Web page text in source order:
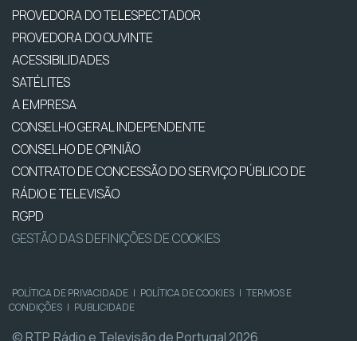
PROVEDORA DO TELESPECTADOR
PROVEDORA DO OUVINTE
ACESSIBILIDADES
SATÉLITES
A EMPRESA
CONSELHO GERAL INDEPENDENTE
CONSELHO DE OPINIÃO
CONTRATO DE CONCESSÃO DO SERVIÇO PÚBLICO DE
RÁDIO E TELEVISÃO
RGPD
GESTÃO DAS DEFINIÇÕES DE COOKIES
POLÍTICA DE PRIVACIDADE | POLÍTICA DE COOKIES | TERMOS E
CONDIÇÕES | PUBLICIDADE
© RTP, Rádio e Televisão de Portugal 2026